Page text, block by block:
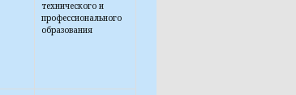
технического и
профессионального
образования